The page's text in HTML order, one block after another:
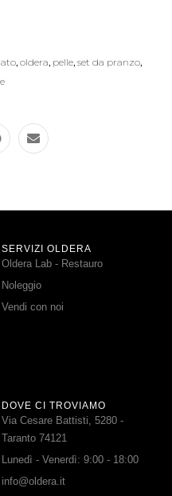
, oldera, pelle, set da pranzo,
SERVIZI OLDERA
Oldera Lab - Restauro
Noleggio
Vendi con noi
DOVE CI TROVIAMO
Via Cesare Battisti, 5280 -
Taranto 74121
Lunedì - Venerdì: 9:00 - 18:00
info@oldera.it